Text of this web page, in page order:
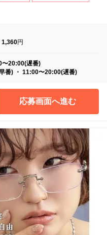
1,360円
20:00(遅番)
番) ・ 11:00〜20:00(遅番)
応募画面へ進む